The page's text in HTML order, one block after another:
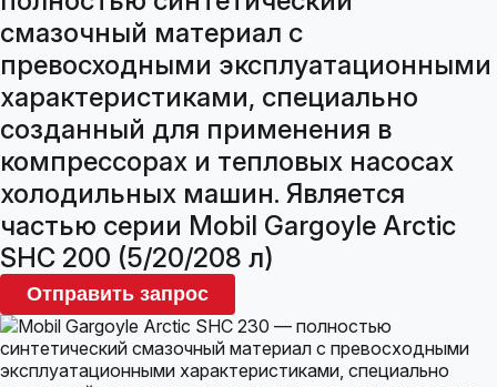
смазочный материал с
превосходными эксплуатационными
характеристиками, специально
созданный для применения в
компрессорах и тепловых насосах
холодильных машин. Является
частью серии Mobil Gargoyle Arctic
SHC 200 (5/20/208 л)
Отправить запрос